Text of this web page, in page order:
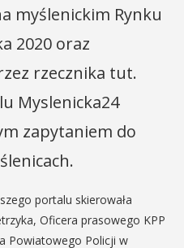
myślenickim Rynku
2020 oraz
rzecznika tut.
Myslenicka24
zapytaniem do
portalu skierowała
Oficera prasowego KPP
Powiatowego Policji w